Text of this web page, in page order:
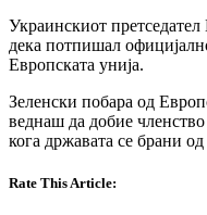
Украинскиот
дека потпишал
Европската унија.
Зеленски побара од
веднаш да добие
кога државата се брани
Rate This Article: